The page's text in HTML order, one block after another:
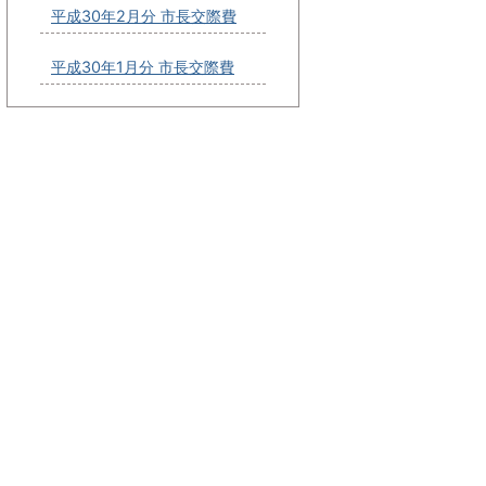
平成30年2月分 市長交際費
平成30年1月分 市長交際費